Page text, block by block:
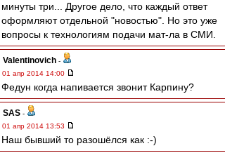
минуты три... Другое дело, что каждый ответ
оформляют отдельной "новостью". Но это уже
вопросы к технологиям подачи мат-ла в СМИ.
Valentinovich -
01 апр 2014 14:00
Федун когда напивается звонит Карпину?
SAS -
01 апр 2014 13:53
Наш бывший то разошёлся как :-)